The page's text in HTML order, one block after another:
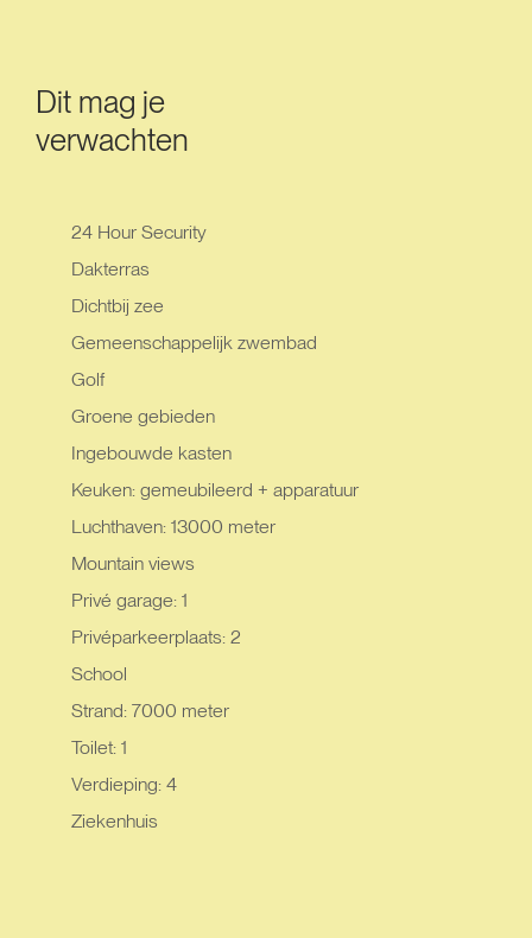
Dit mag je
verwachten
24 Hour Security
Dakterras
Dichtbij zee
Gemeenschappelijk zwembad
Golf
Groene gebieden
Ingebouwde kasten
Keuken: gemeubileerd + apparatuur
Luchthaven: 13000 meter
Mountain views
Privé garage: 1
Privéparkeerplaats: 2
School
Strand: 7000 meter
Toilet: 1
Verdieping: 4
Ziekenhuis